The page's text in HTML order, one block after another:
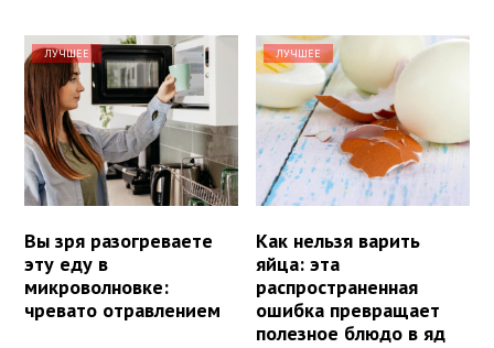
ЛУЧШЕЕ
Вы зря разогреваете
эту еду в
микроволновке:
чревато отравлением
ЛУЧШЕЕ
Как нельзя варить
яйца: эта
распространенная
ошибка превращает
полезное блюдо в яд